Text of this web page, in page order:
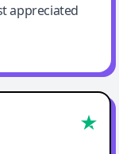
appreciated